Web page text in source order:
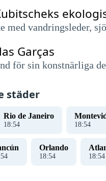
med vandringsleder,
Garças
för sin konstnärliga
städer
Rio de Janeiro
18:55 18:55
55
Orlando
18:55 18:55